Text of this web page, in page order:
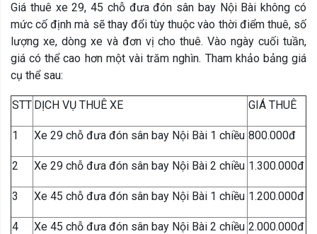
Giá thuê xe 29, 45 chỗ đưa đón sân bay Nội Bài không có
mức cố định mà sẽ thay đổi tùy thuộc vào thời điểm thuê, số
lượng xe, dòng xe và đơn vị cho thuê. Vào ngày cuối tuần,
giá có thể cao hơn một vài trăm nghìn. Tham khảo bảng giá
cụ thể sau:
STT DỊCH VỤ THUÊ XE GIÁ THUÊ
1 Xe 29 chỗ đưa đón sân bay Nội Bài 1 chiều 800.000đ
2 Xe 29 chỗ đưa đón sân bay Nội Bài 2 chiều 1.300.000đ
3 Xe 45 chỗ đưa đón sân bay Nội Bài 1 chiều 1.200.000đ
4 Xe 45 chỗ đưa đón sân bay Nội Bài 2 chiều 2.000.000đ